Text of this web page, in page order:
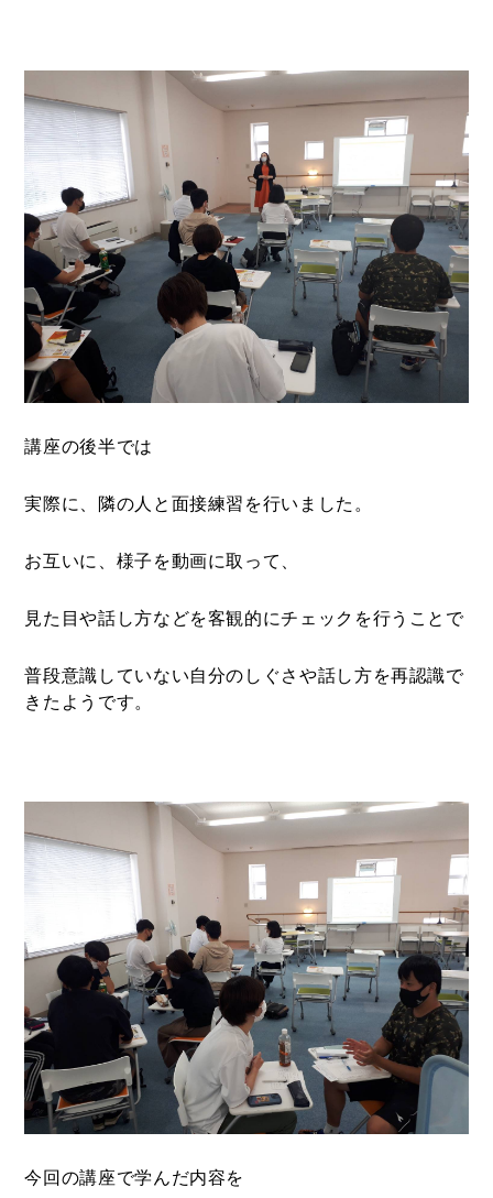
講座の後半では
実際に、隣の人と面接練習を行いました。
お互いに、様子を動画に取って、
見た目や話し方などを客観的にチェックを行うことで
普段意識していない自分のしぐさや話し方を再認識で
きたようです。
今回の講座で学んだ内容を